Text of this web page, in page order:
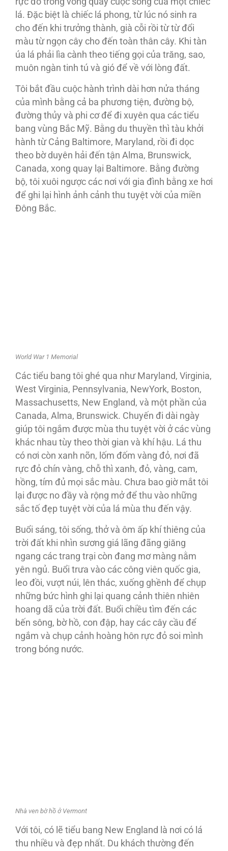
lá. Ðặc biệt là chiếc lá phong, từ lúc nó sinh ra
cho đến khi trưởng thành, già cỗi rồi từ từ đổi
màu từ ngọn cây cho đến toàn thân cây. Khi tàn
úa lá phải lìa cành theo tiếng gọi của trăng, sao,
muôn ngàn tinh tú và gió để về với lòng đất.
Tôi bắt đầu cuộc hành trình dài hơn nửa tháng
của mình bằng cả ba phương tiện, đường bộ,
đường thủy và phi cơ để đi xuyên qua các tiểu
bang vùng Bắc Mỹ. Bằng du thuyền thì tàu khởi
hành từ Cảng Baltimore, Maryland, rồi đi dọc
theo bờ duyên hải đến tận Alma, Brunswick,
Canada, xong quay lại Baltimore. Bằng đường
bộ, tôi xuôi ngược các nơi với gia đình bằng xe hơi
để ghi lại hình ảnh cảnh thu tuyệt vời của miền
Ðông Bắc.
World War 1 Memorial
Các tiểu bang tôi ghé qua như Maryland, Virginia,
West Virginia, Pennsylvania, NewYork, Boston,
Massachusetts, New England, và một phần của
Canada, Alma, Brunswick. Chuyến đi dài ngày
giúp tôi ngắm được mùa thu tuyệt vời ở các vùng
khác nhau tùy theo thời gian và khí hậu. Lá thu
có nơi còn xanh nõn, lốm đốm vàng đỏ, nơi đã
rực đỏ chín vàng, chỗ thì xanh, đỏ, vàng, cam,
hồng, tím đủ mọi sắc màu. Chưa bao giờ mắt tôi
lại được no đầy và rộng mở để thu vào những
sắc tố đẹp tuyệt vời của lá mùa thu đến vậy.
Buổi sáng, tôi sống, thở và ôm ấp khí thiêng của
trời đất khi nhìn sương giá lãng đãng giăng
ngang các trang trại còn đang mơ màng nằm
yên ngủ. Buổi trưa vào các công viên quốc gia,
leo đồi, vượt núi, lên thác, xuống ghềnh để chụp
những bức hình ghi lại quang cảnh thiên nhiên
hoang dã của trời đất. Buổi chiều tìm đến các
bến sông, bờ hồ, con đập, hay các cây cầu để
ngắm và chụp cảnh hoàng hôn rực đỏ soi mình
trong bóng nước.
Nhà ven bờ hồ ở Vermont
Với tôi, có lẽ tiểu bang New England là nơi có lá
thu nhiều và đẹp nhất. Du khách thường đến